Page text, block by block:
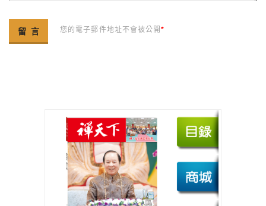
您的電子郵件地址不會被公開*